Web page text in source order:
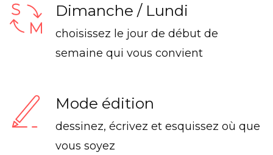
Dimanche / Lundi
choisissez le jour de début de
semaine qui vous convient
Mode édition
dessinez, écrivez et esquissez où que
vous soyez